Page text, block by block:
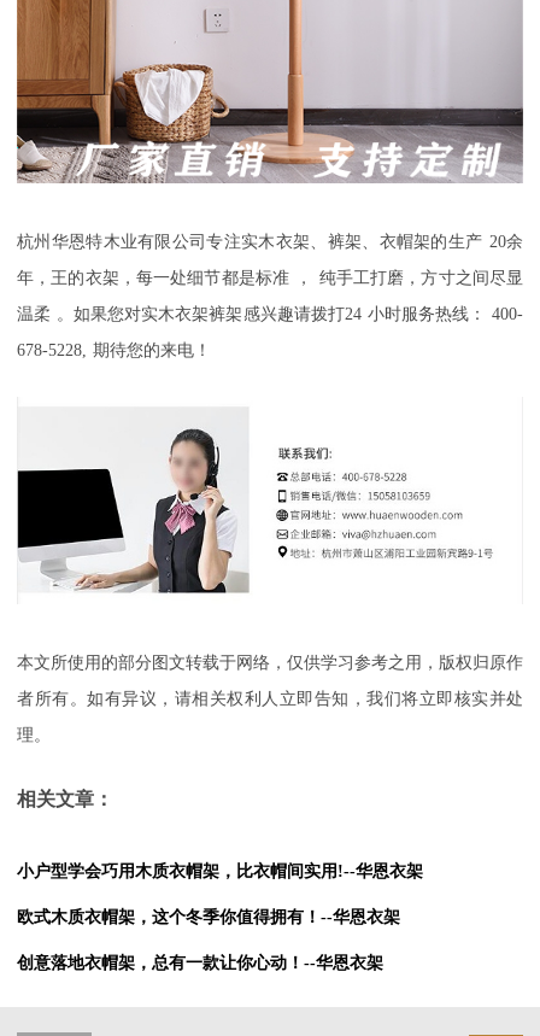
杭州华恩特木业有限公司专注实木衣架、裤架、衣帽架的生产 20余
年 ， 王的衣架，每一处细节都是标准 ，
纯手工打磨，方寸之间尽显
温柔 。如果您对实木衣架裤架感兴趣请拨打24 小时服务热线：
400-
678-5228, 期待您的来电！
本文所使用的部分图文转载于网络，仅供学习参考之用，版权归原作
者所有。如有异议，请相关权利人立即告知，我们将立即核实并处
理。
相关文章：
小户型学会巧用木质衣帽架，比衣帽间实用!--华恩衣架
欧式木质衣帽架，这个冬季你值得拥有！--华恩衣架
创意落地衣帽架，总有一款让你心动！--华恩衣架